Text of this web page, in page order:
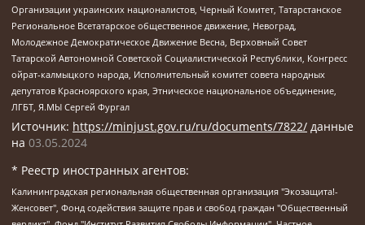
Организации украинских националистов, Черный Комитет, Татарстанское
Региональное Всетатарское общественное движение, Невоград,
Молодежное Демократическое Движение Весна, Верховный Совет
Татарской Автономной Советской Социалистической Республики, Конгресс
ойрат-калмыцкого народа, Исполнительный комитет совета народных
депутатов Красноярского края, Этническое национальное объединение,
ЛГБТ, Я.МЫ Сергей Фургал
Источник: https://minjust.gov.ru/ru/documents/7822/ данные
на 03.05.2024
* Реестр иностранных агентов:
Калининградская региональная общественная организация "Экозащита!-Женсовет", Фонд содействия защите прав и свобод граждан "Общественный вердикт", Фонд "Институт Развития Свободы Информации", Частное учреждение "Информационное агентство МЕМО. РУ", Региональная общественная организация "Общественная комиссия по сохранению наследия академика Сахарова", Фонд поддержки свободы прессы, Санкт-Петербургская общественная правозащитная организация "Гражданский контроль", Межрегиональная общественная организация "Информационно-просветительский центр "Мемориал", Региональный Фонд "Центр Защиты Прав Средств Массовой Информации", с 05.12.2023 Фонд "Центр Защиты Прав Средств массовой информации", Региональная общественная благотворительная организация помощи беженцам и мигрантам "Гражданское содействие", Негосударственное образовательное учреждение дополнительного профессионального образования (повышение квалификации) специалистов "АКАДЕМИЯ ПО ПРАВАМ ЧЕЛОВЕКА", Свердловская региональная общественная организация "Сутяжник", Автономная некоммерческая организация "Центр независимых социологических исследований", Союз общественных объединений "Российский исследовательский центр по правам человека", Региональное общественное учреждение научно-информационный центр "МЕМОРИАЛ", Некоммерческая организация "Фонд защиты гласности", Автономная некоммерческая организация "Институт прав человека", Городская общественная организация "Екатеринбургское общество "МЕМОРИАЛ", Городская общественная организация "Рязанское историко-просветительское и правозащитное общество "Мемориал" (Рязанский Мемориал), Челябинский региональный орган общественной самодеятельности – женское общественное объединение "Женщины Евразии", Челябинский региональный орган общественной самодеятельности "Уральская правозащитная группа", Фонд содействия защите здоровья и социальной справедливости имени Андрея Рылькова, Автономная Некоммерческая Организация "Аналитический Центр Юрия Левады", Автономная некоммерческая организация социальной поддержки населения "Проект Апрель", Региональная общественная организация помощи женщинам и детям, находящимся в кризисной ситуации "Информационно-методический центр "Анна", Фонд содействия развитию массовых коммуникаций и правовому просвещению "Так-так-Так", Фонд содействия устойчивому развитию "Серебряная тайга", Свердловский региональный общественный фонд социальных проектов "Новое время", "Idel.Реалии", Кавказ.Реалии, Крым.Реалии, Телеканал Настоящее Время, Татаро-башкирская служба Радио Свобода (Azatliq Radiosi), Радио Свободная Европа/Радио Свобода (PCE/PC), "Сибирь.Реалии", "Фактограф", Благотворительный фонд помощи осужденным и их семьям, Автономная некоммерческая организация "Институт глобализации и социальных движений", Фонд "В защиту прав заключенных", Частное учреждение "Центр поддержки и содействия развитию средств массовой информации", Пензенский региональный общественный благотворительный фонд "Гражданский союз", "Север.Реалии", Некоммерческая организация Фонд "Правовая инициатива", Общество с ограниченной ответственностью "Радио Свободная Европа/Радио Свобода", Чешское информационное агентство "MEDIUM-ORIENT", Красноярская региональная общественная организация "Мы против СПИДа", Камалягин Денис Николаевич, Маркелов Сергей Евгеньевич, Пономарев Лев Александрович, Савицкая Людмила Алексеевна, Автономная некоммерческая организация "Центр по работе с проблемой насилия "НАСИЛИЮ.НЕТ", Межрегиональный профессиональный союз работников здравоохранения "Альянс врачей", Юридическое лицо, зарегистрированное в Латвийской Республике, SIA "Medusa Project" (регистрационный номер 40103797863, дата регистрации 10.06.2014), Некоммерческая организация "Фонд по борьбе с коррупцией", Автономная некоммерческая организация "Институт права и публичной политики", Баданин Роман Сергеевич, Гликин Максим Александрович, Железнова Мария Михайловна, Лукьянова Юлия Сергеевна, Маетная Елизавета Витальевна, Маняхин Петр Борисович, Чуракова Ольга Владимировна, Ярош Юлия Петровна, Юридическое лицо "The Insider SIA", зарегистрированное в Риге, Латвийская Республика (дата регистрации 26.06.2015), являющееся администратором доменного имени интернет-издания "The Insider SIA", https://theins.ru, Постернак Алексей Евгеньевич, Рубин Михаил Аркадьевич, Анин Роман Александрович, Юридическое лицо Istories fonds, зарегистрированное в Латвийской Республике (регистрационный номер 50008295751, дата регистрации 24.02.2020), Великовский Дмитрий Александрович, Долинина Ирина Николаевна, Мароховская Алеся Алексеевна, Шлейнов Роман Юрьевич, Шмагун Олеся Валентиновна, Общество с ограниченной ответственностью "Альтаир 2021", Общество с ограниченной ответственностью "Вега 2021", Общество с ограниченной ответственностью "Главный редактор 2021", Общество с ограниченной ответственностью "Ромашки монолит", Важенков Артем Валерьевич, Ивановская областная общественная организация "Центр гендерных исследований", Гурман Юрий Альбертович, Медиапроект "ОВД-Инфо", Егоров Владимир Владимирович, Жилинский Владимир Александрович, Общество с ограниченной ответственностью "ЗП", Иванова София Юрьевна, Карезина Инна Павловна, Кильтау Екатерина Викторовна, Петров Алексей Викторович, Пискунов Сергей Евгеньевич, Смирнов Сергей Сергеевич, Тихонов Михаил Сергеевич, Общество с ограниченной ответственностью "ЖУРНАЛИСТ-ИНОСТРАННЫЙ АГЕНТ", Арапова Галина Юрьевна, Вольтская Татьяна Анатольевна, Американская компания "Mason G.E.S. Anonymous Foundation" (США), являющаяся владельцем интернет-издания https://mnews.world/, Компания "Stichting Bellingcat", зарегистрированная в Нидерландах (дата регистрации 11.07.2018), Захаров Андрей Вячеславович, Клепиковская Екатерина Дмитриевна, Общество с ограниченной ответственностью "МЕМО", Перл Роман Александрович, Симонов Евгений Алексеевич, Соловьева Елена Анатольевна, Сотников Даниил Владимирович, Сурначева Елизавета Дмитриевна, Автономная некоммерческая организация по защите прав человека и информированию населения "Якутия – Наше Мнение", Общество с ограниченной ответственностью "Москоу диджитал медиа", с 26.01.2023 Общество с ограниченной ответственностью "Чайка Белые сады", Ветошкина Валерия Валерьевна, Заговора Максим Александрович, Межрегиональное общественное движение "Российская ЛГБТ - сеть", Оленичев Максим Владимирович, Павлов Иван Юрьевич, Скворцова Елена Сергеевна, Общество с ограниченной ответственностью "Как бы инагент", Кочетков Игорь Викторович, Общество с ограниченной ответственностью "Честные выборы", Еланчик Олег Александрович, Общество с ограниченной ответственностью "Нобелевский призыв", Гималова Регина Эмилевна, Григорьев Андрей Валерьевич, Григорьева Алина Александровна, Ассоциация по содействию защите прав призывников, альтернативнослужащих и военнослужащих "Правозащитная группа "Гражданин.Армия.Право", Хисамова Регина Фаритовна, Автономная некоммерческая организация по реализации социально-правовых программ "Лилит", Дальневосточное общественное движение "Маяк", Санкт-Петербургская ЛГБТ-инициативная группа "Выход", Инициативная группа ЛГБТ+ "Реверс", Алексеев Андрей Викторович, Бекбулатова Таисия Львовна, Беляев Иван Михайлович, Владыкина Елена Сергеевна, Гельман Марат Александрович, Никульшина Вероника Юрьевна, Толоконникова Надежда Андреевна, Шендерович Виктор Анатольевич, Общество с ограниченной ответственностью "Данное сообщение", Общество с ограниченной ответственностью Издательский дом "Новая глава", Айнбиндер Александра Александровна, Московский комьюнити-центр для ЛГБТ+инициатив, Благотворительный фонд развития филантропии, Deutsche Welle (Германия, Kurt-Schumacher-Strasse 3, 53113 Bonn), Борзунова Мария Михайловна, Воробьев Виктор Викторович, Голубева Анна Львовна, Константинова Алла Михайловна, Малкова Ирина Владимировна, Мурадов Мурад Абдулгалимович, Осетинская Елизавета Николаевна, Понасенков Евгений Николаевич, Ганапольский Матвей Юрьевич, Киселев Евгений Алексеевич, Борухович Ирина Григорьевна, Дремин Иван Тимофеевич, Дубровский Дмитрий Викторович, Красноярская региональная общественная организация поддержки и развития альтернативных образовательных технологий и межкультурных коммуникаций "ИНТЕРРА", Маяковская Екатерина Алексеевна, Фейгин Марк Захарович, Филимонов Андрей Викторович, Дзугкоева Регина Николаевна, Доброхотов Роман Александрович, Дудь Юрий Александрович, Елкин Сергей Владимирович, Кругликов Кирилл Игоревич, Сабунаева Мария Леонидовна, Семенов Алексей Владимирович, Шаинян Карен Багратович, Шульман Екатерина Михайловна, Асафьев Артур Валерьевич, Вахштайн Виктор Семенович, Венедиктов Алексей Алексеевич, Лушникова Екатерина Евгеньевна, Волков Леонид Михайлович, Невзоров Александр Глебович, Пархоменко Сергей Борисович, Сироткин Ярослав Николаевич, Кара-Мурза Владимир Владимирович, Баранова Наталья Владимировна, Гозман Леонид Яковлевич, Кагарлицкий Борис Юльевич, Климарев Михаил Валерьевич, Милов Владимир Станиславович, Автономная некоммерческая организация Краснодарский центр современного искусства "Типография", Моргенштерн Алишер Тагирович, Соболь Любовь Эдуардовна, Общество с ограниченной ответственностью "ЛИЗА НОРМ", Каспаров Гарри Кимович, Ходорковский Михаил Борисович, Общество с ограниченной ответственностью "Апрельские тезисы", Данилович Ирина Брониславовна, Кашин Олег Владимирович, Петров Николай Владимирович, Пивоваров Алексей Владимирович, Соколов Михаил Владимирович, Цветкова Юлия Владимировна, Чичваркин Евгений Александрович, Комитет против пыток/Команда против пыток, Общество с ограниченной ответственностью "Первый научный", Общество с ограниченной ответственностью "Вертолет и ко", Белоцерковская Вероника Борисовна, Кац Максим Евгеньевич, Лазарева Татьяна Юрьевна, Шаведдинов Руслан Табризович, Яшин Илья Валерьевич, Общество с ограниченной ответственностью "Иноагент ААВ", Алешковский Дмитрий Петрович, Альбац Евгения Марковна, Быков Дмитрий Львович, Галямина Юлия Евгеньевна, Лойко Сергей Леонидович, Мартынов Кирилл Константинович, Медведев Сергей Александрович, Крашенинников Федор Геннадиевич, Гордеева Катерина Вл